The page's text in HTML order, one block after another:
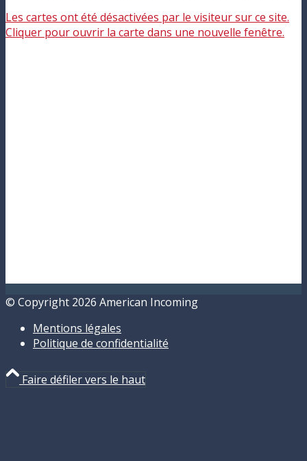
Les cartes ont été désactivées par le visiteur sur ce site.
Cliquer pour ouvrir la carte dans une nouvelle fenêtre.
© Copyright 2026 American Incoming
Mentions légales
Politique de confidentialité
Faire défiler vers le haut